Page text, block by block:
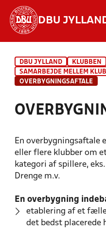
DBU
DBU JYLLAND KLUBBEN
SAMARBEJDE MELLEM
OVERBYGNINGSAFTALE
En overbygningsaftale
eller flere klubber om
kategori af spillere,
Drenge m.v.
En overbygning
etablering af et
det bedst placerede